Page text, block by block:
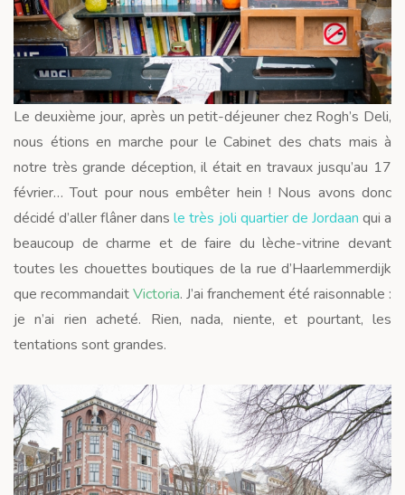
Le deuxième jour, après un petit-déjeuner chez Rogh’s Deli,
nous étions en marche pour le Cabinet des chats mais à
notre très grande déception, il était en travaux jusqu’au 17
février… Tout pour nous embêter hein ! Nous avons donc
décidé d’aller flâner dansle très joli quartier de Jordaan qui a
beaucoup de charme et de faire du lèche-vitrine devant
toutes les chouettes boutiques de la rue d’Haarlemmerdijk
que recommandaitVictoria. J’ai franchement été raisonnable :
je n’ai rien acheté. Rien, nada, niente, et pourtant, les
tentations sont grandes.